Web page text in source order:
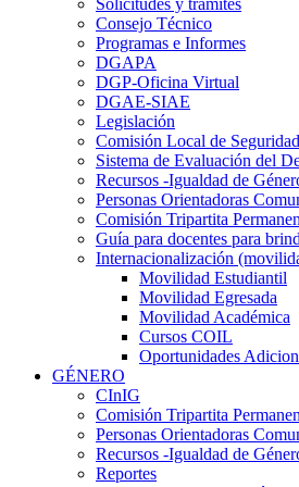
Consejo Técnico
Programas e Informes
DGAPA
DGP-Oficina Virtual
DGAE-SIAE
Legislación
Comisión Local de Seguridad
Sistema de Evaluación del
Recursos -Igualdad de
Personas Orientadoras
Comisión Tripartita
Guía para docentes para
Internacionalización
Movilidad Estudiantil
Movilidad Egresada
Movilidad Académica
Cursos COIL
Oportunidades
GÉNERO
CInIG
Comisión Tripartita
Personas Orientadoras
Recursos -Igualdad de
Reportes